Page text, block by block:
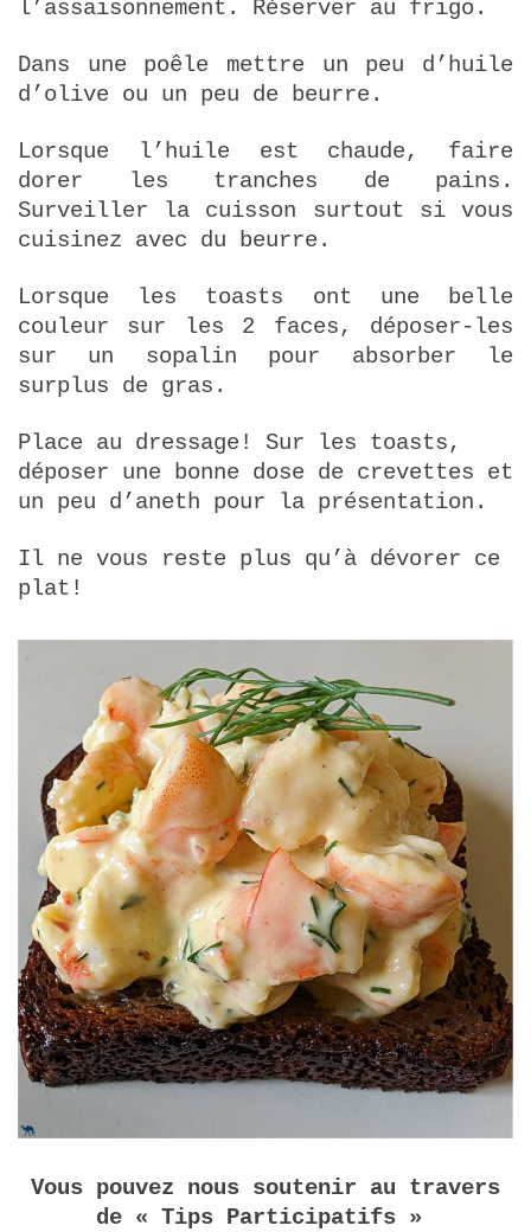
l’assaisonnement. Réserver au frigo.
Dans une poêle mettre un peu d’huile
d’olive ou un peu de beurre.
Lorsque l’huile est chaude, faire
dorer les tranches de pains.
Surveiller la cuisson surtout si vous
cuisinez avec du beurre.
Lorsque les toasts ont une belle
couleur sur les 2 faces, déposer-les
sur un sopalin pour absorber le
surplus de gras.
Place au dressage! Sur les toasts,
déposer une bonne dose de crevettes et
un peu d’aneth pour la présentation.
Il ne vous reste plus qu’à dévorer ce
plat!
Vous pouvez nous soutenir au travers
de « Tips Participatifs »